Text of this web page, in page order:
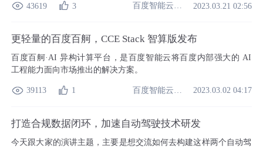
43619 3 百度智能云开发者中心 2023.03.21 02:56
更轻量的百度百舸，CCE Stack 智算版发布
百度百舸·AI 异构计算平台，是百度智能云将百度内部强大的 AI
工程能力面向市场推出的解决方案。
39113 1 2023.03.02 04:17
打造合规数据闭环，加速自动驾驶技术研发
今天跟大家的演讲主题，主要是想交流如何去构建这样两个自动驾